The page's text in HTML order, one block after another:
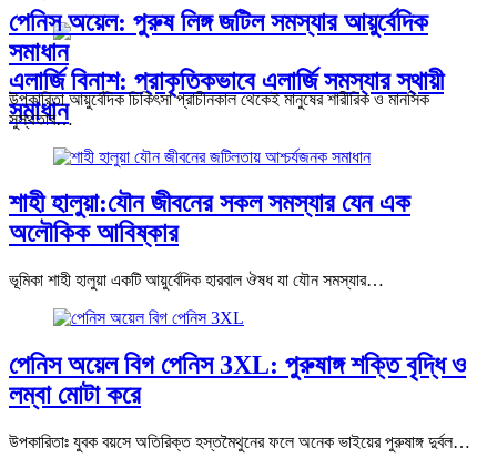
এলার্জি বিনাশ: প্রাকৃতিকভাবে এলার্জি সমস্যার স্থায়ী
সমাধান
পেনিস অয়েল: পুরুষ লিঙ্গ জটিল সমস্যার আয়ুর্বেদিক
সমাধান
উপকারিতা আয়ুর্বেদিক চিকিৎসা প্রাচীনকাল থেকেই মানুষের শারীরিক ও মানসিক
সুস্থতার…
শাহী হালুয়া:যৌন জীবনের সকল সমস্যার যেন এক
অলৌকিক আবিষ্কার
ভূমিকা শাহী হালুয়া একটি আয়ুর্বেদিক হারবাল ঔষধ যা যৌন সমস্যার…
পেনিস অয়েল বিগ পেনিস 3XL: পুরুষাঙ্গ শক্তি বৃদ্ধি ও
লম্বা মোটা করে
উপকারিতাঃ যুবক বয়সে অতিরিক্ত হস্তমৈথুনের ফলে অনেক ভাইয়ের পুরুষাঙ্গ দুর্বল…